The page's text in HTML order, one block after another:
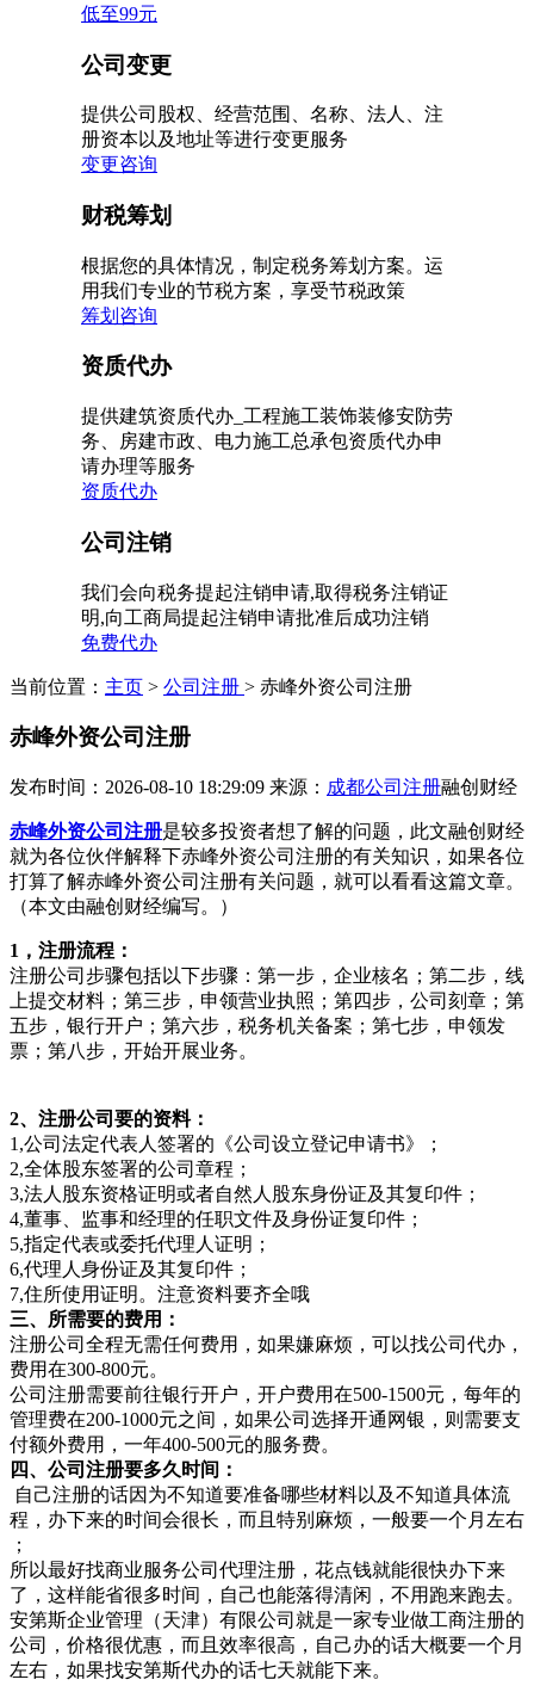
低至99元
公司变更
提供公司股权、经营范围、名称、法人、注
册资本以及地址等进行变更服务
变更咨询
财税筹划
根据您的具体情况，制定税务筹划方案。运
用我们专业的节税方案，享受节税政策
筹划咨询
资质代办
提供建筑资质代办_工程施工装饰装修安防劳
务、房建市政、电力施工总承包资质代办申
请办理等服务
资质代办
公司注销
我们会向税务提起注销申请,取得税务注销证
明,向工商局提起注销申请批准后成功注销
免费代办
当前位置： 主页 > 公司注册 > 赤峰外资公司注册
赤峰外资公司注册
发布时间：2026-08-10 18:29:09 来源： 成都公司注册融创财经
赤峰外资公司注册是较多投资者想了解的问题，此文融创财经
就为各位伙伴解释下赤峰外资公司注册的有关知识，如果各位
打算了解赤峰外资公司注册有关问题，就可以看看这篇文章。
（本文由融创财经编写。）
1，注册流程：
注册公司步骤包括以下步骤：第一步，企业核名；第二步，线
上提交材料；第三步，申领营业执照；第四步，公司刻章；第
五步，银行开户；第六步，税务机关备案；第七步，申领发
票；第八步，开始开展业务。
2、注册公司要的资料：
1,公司法定代表人签署的《公司设立登记申请书》；
2,全体股东签署的公司章程；
3,法人股东资格证明或者自然人股东身份证及其复印件；
4,董事、监事和经理的任职文件及身份证复印件；
5,指定代表或委托代理人证明；
6,代理人身份证及其复印件；
7,住所使用证明。注意资料要齐全哦
三、所需要的费用：
注册公司全程无需任何费用，如果嫌麻烦，可以找公司代办，
费用在300-800元。
公司注册需要前往银行开户，开户费用在500-1500元，每年的
管理费在200-1000元之间，如果公司选择开通网银，则需要支
付额外费用，一年400-500元的服务费。
四、公司注册要多久时间：
自己注册的话因为不知道要准备哪些材料以及不知道具体流
程，办下来的时间会很长，而且特别麻烦，一般要一个月左右
；
所以最好找商业服务公司代理注册，花点钱就能很快办下来
了，这样能省很多时间，自己也能落得清闲，不用跑来跑去。
安第斯企业管理（天津）有限公司就是一家专业做工商注册的
公司，价格很优惠，而且效率很高，自己办的话大概要一个月
左右，如果找安第斯代办的话七天就能下来。